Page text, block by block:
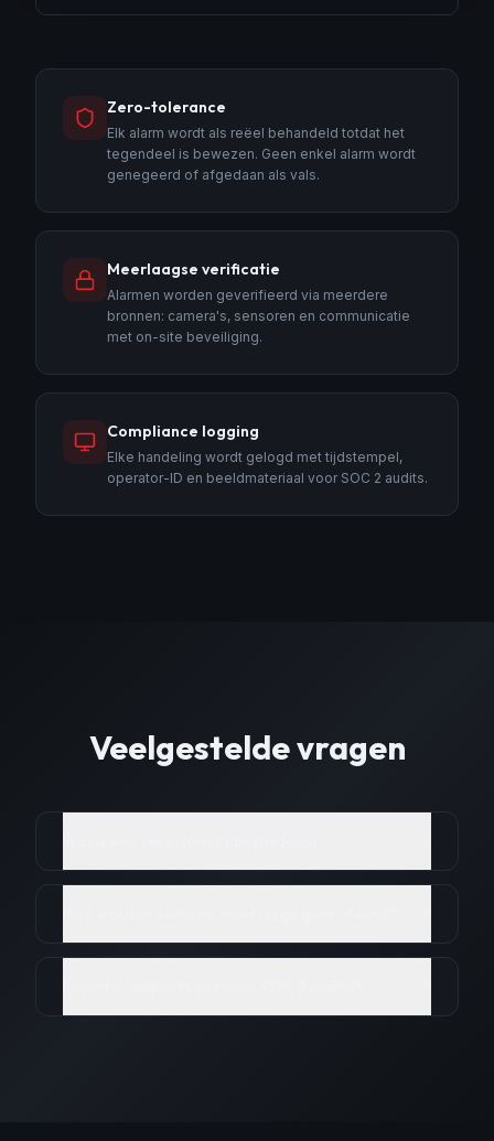
Zero-tolerance
Elk alarm wordt als reëel behandeld totdat het
tegendeel is bewezen. Geen enkel alarm wordt
genegeerd of afgedaan als vals.
Meerlaagse verificatie
Alarmen worden geverifieerd via meerdere
bronnen: camera's, sensoren en communicatie
met on-site beveiliging.
Compliance logging
Elke handeling wordt gelogd met tijdstempel,
operator-ID en beeldmateriaal voor SOC 2 audits.
Veelgestelde vragen